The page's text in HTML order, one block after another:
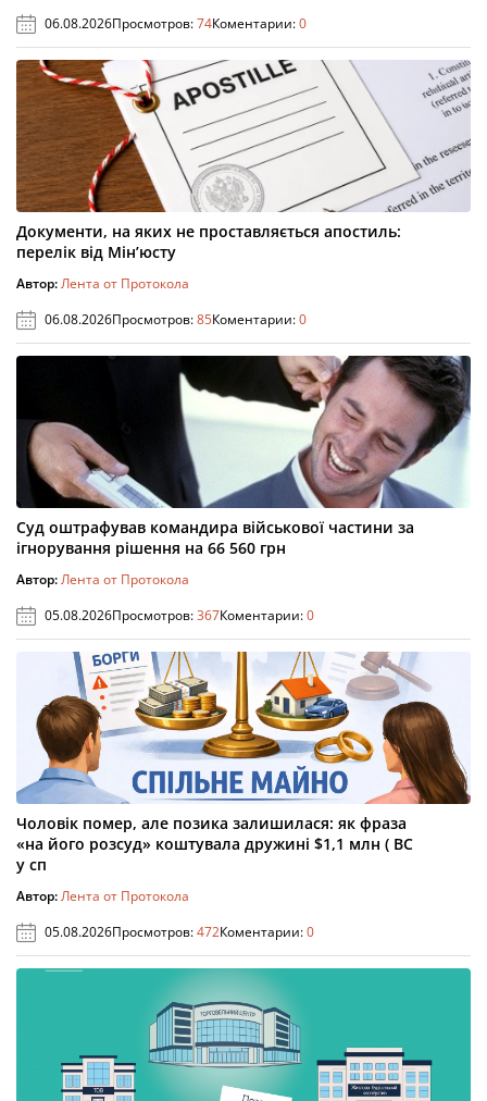
06.08.2026Просмотров:74Коментарии:0
Документи, на яких не проставляється апостиль:
перелік від Мін’юсту
Автор:Лента от Протокола
06.08.2026Просмотров:85Коментарии:0
Суд оштрафував командира військової частини за
ігнорування рішення на 66 560 грн
Автор:Лента от Протокола
05.08.2026Просмотров:367Коментарии:0
Чоловік помер, але позика залишилася: як фраза
«на його розсуд» коштувала дружині $1,1 млн ( ВС
у сп
Автор:Лента от Протокола
05.08.2026Просмотров:472Коментарии:0